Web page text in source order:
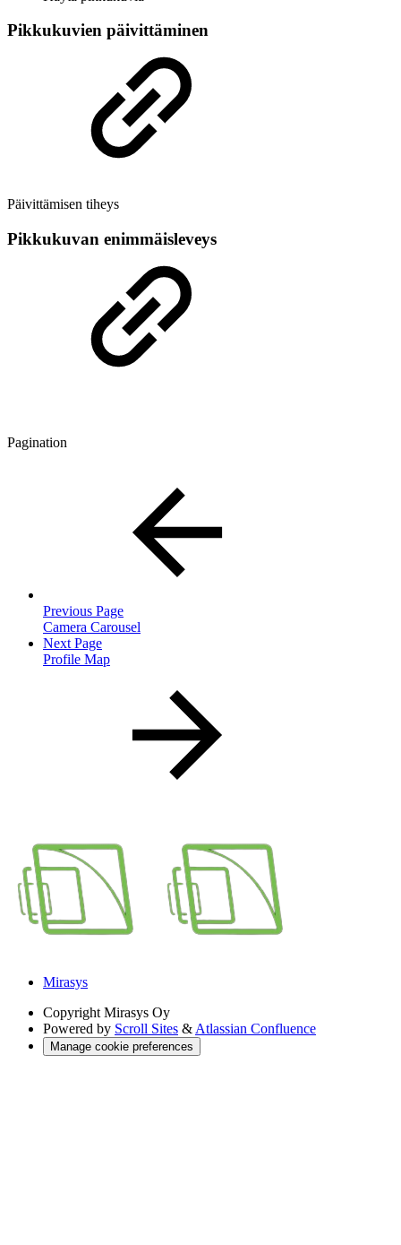
Pikkukuvien päivittäminen
Päivittämisen tiheys
Pikkukuvan enimmäisleveys
Pagination
Previous Page
Camera Carousel
Next Page
Profile Map
Mirasys
Copyright Mirasys Oy
Powered by Scroll Sites &Atlassian Confluence
Manage cookie preferences